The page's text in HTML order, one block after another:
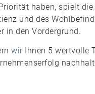
haben, spielt
und des
in den Vordergrund.
wirIhnen 5 wertvolle